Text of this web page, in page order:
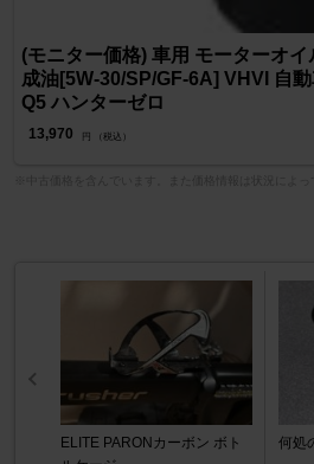
(モニター価格) 車用 モーターオ
成油[5W-30/SP/GF-6A] VHVI 自
Q5 ハンターゼロ
13,970 円 （税込）
ELITE PARONカーボン ボト
何処